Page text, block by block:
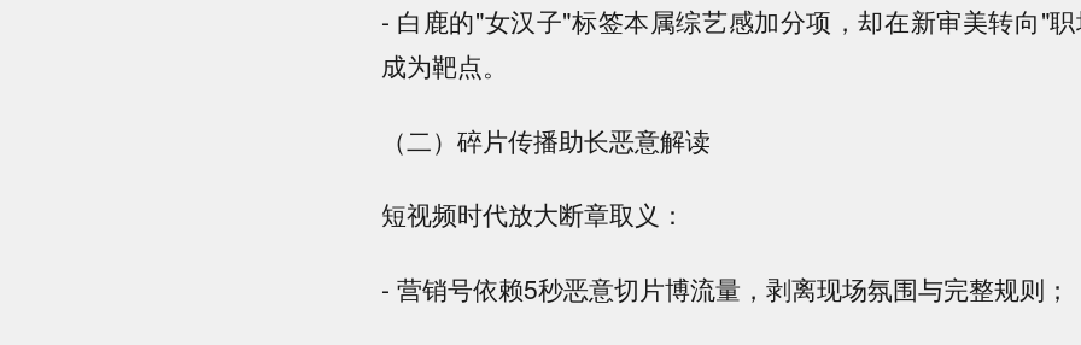
- 白鹿的"女汉子"标签本属综艺感加分项，却在新审美转向"
成为靶点。
（二）碎片传播助长恶意解读
短视频时代放大断章取义：
- 营销号依赖5秒恶意切片博流量，剥离现场氛围与完整规则；